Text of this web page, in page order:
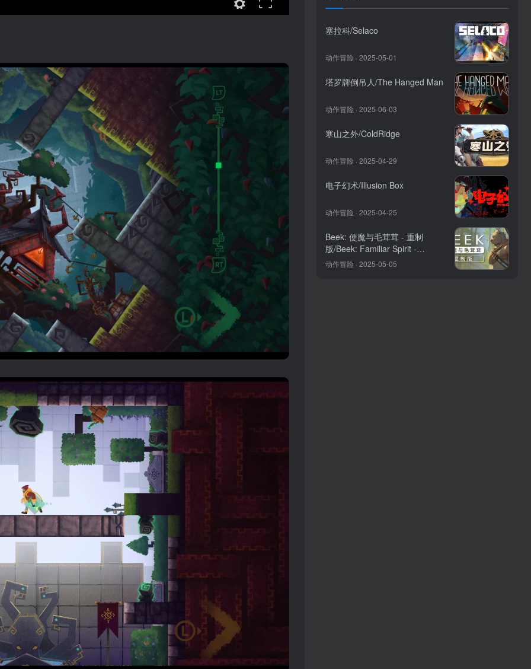
塞拉科/Selaco
动作冒险 · 2025-05-01
塔罗牌倒吊人/The Hanged Man
动作冒险 · 2025-06-03
寒山之外/ColdRidge
动作冒险 · 2025-04-29
电子幻术/Illusion Box
动作冒险 · 2025-04-25
Beek: 使魔与毛茸茸 - 重制
版/Beek: Familiar Spirit -
Remastered
动作冒险 · 2025-05-05